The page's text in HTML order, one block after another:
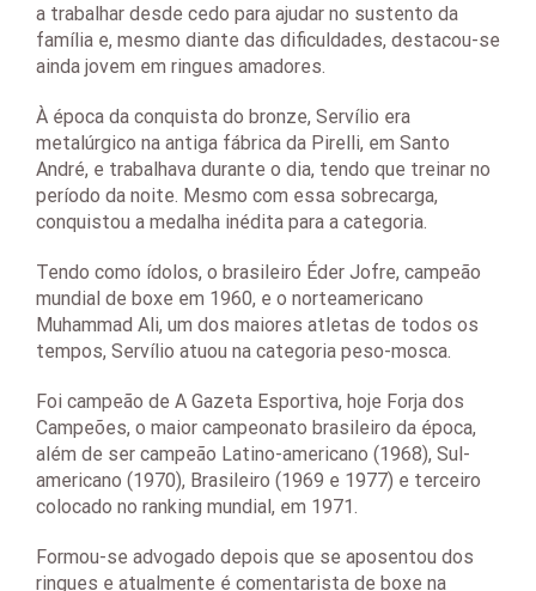
a trabalhar desde cedo para ajudar no sustento da
família e, mesmo diante das dificuldades, destacou-se
ainda jovem em ringues amadores.
À época da conquista do bronze, Servílio era
metalúrgico na antiga fábrica da Pirelli, em Santo
André, e trabalhava durante o dia, tendo que treinar no
período da noite. Mesmo com essa sobrecarga,
conquistou a medalha inédita para a categoria.
Tendo como ídolos, o brasileiro Éder Jofre, campeão
mundial de boxe em 1960, e o norteamericano
Muhammad Ali, um dos maiores atletas de todos os
tempos, Servílio atuou na categoria peso-mosca.
Foi campeão de A Gazeta Esportiva, hoje Forja dos
Campeões, o maior campeonato brasileiro da época,
além de ser campeão Latino-americano (1968), Sul-
americano (1970), Brasileiro (1969 e 1977) e terceiro
colocado no ranking mundial, em 1971.
Formou-se advogado depois que se aposentou dos
ringues e atualmente é comentarista de boxe na